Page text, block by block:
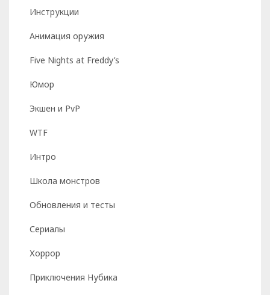
Инструкции
Анимация оружия
Five Nights at Freddy’s
Юмор
Экшен и PvP
WTF
Интро
Школа монстров
Обновления и тесты
Сериалы
Хоррор
Приключения Нубика